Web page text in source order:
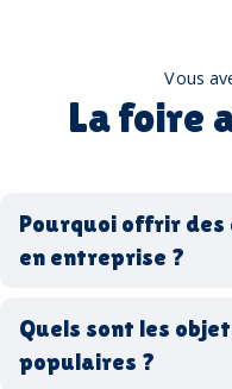
Vous
La foire
Pourquoi offrir des
en entreprise ?
Quels sont les
populaires ?